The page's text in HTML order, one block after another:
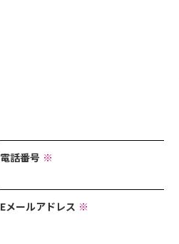
電話番号 ※
Eメールアドレス ※